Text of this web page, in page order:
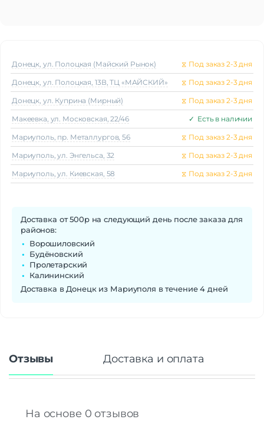
Донецк, ул. Полоцкая (Майский Рынок) ⧖ Под заказ 2-3 дня
Донецк, ул. Полоцкая, 13В, ТЦ «МАЙСКИЙ» ⧖ Под заказ 2-3 дня
Донецк, ул. Куприна (Мирный) ⧖ Под заказ 2-3 дня
Макеeвка, ул. Московская, 22/46 ✓ Есть в наличии
Мариуполь, пр. Металлургов, 56 ⧖ Под заказ 2-3 дня
Мариуполь, ул. Энгельса, 32 ⧖ Под заказ 2-3 дня
Мариуполь, ул. Киевская, 58 ⧖ Под заказ 2-3 дня
Доставка от 500р на следующий день после заказа для
районов:
Ворошиловский
Будёновский
Пролетарский
Калининский
Доставка в Донецк из Мариуполя в течение 4 дней
Отзывы Доставка и оплата
На основе 0 отзывов